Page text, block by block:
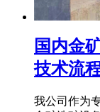
国内金
技术流
我公司作为